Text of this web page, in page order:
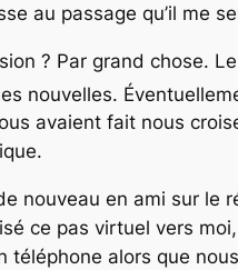
au passage qu’il me
? Par grand chose.
nouvelles.
avaient fait nous
nouveau en ami sur le
ce pas virtuel vers
téléphone alors que